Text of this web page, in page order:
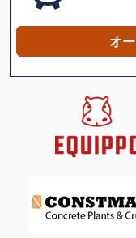
ローダー ダンプ
ローラー ラック
協働ロボット
大きな トラック
オ